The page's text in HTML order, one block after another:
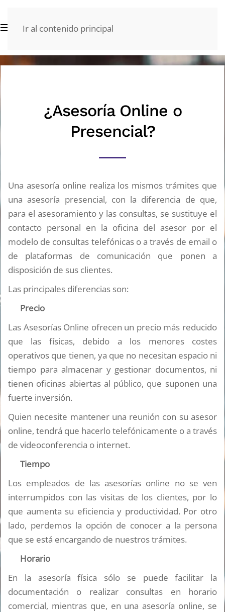
Ir al contenido principal
¿Asesoría Online o
Presencial?
Una asesoría online realiza los mismos trámites que
una asesoría presencial, con la diferencia de que,
para el asesoramiento y las consultas, se sustituye el
contacto personal en la oficina del asesor por el
modelo de consultas telefónicas o a través de email o
de plataformas de comunicación que ponen a
disposición de sus clientes.
Las principales diferencias son:
Precio
Las Asesorías Online ofrecen un precio más reducido
que las físicas, debido a los menores costes
operativos que tienen, ya que no necesitan espacio ni
tiempo para almacenar y gestionar documentos, ni
tienen oficinas abiertas al público, que suponen una
fuerte inversión.
Quien necesite mantener una reunión con su asesor
online, tendrá que hacerlo telefónicamente o a través
de videoconferencia o internet.
Tiempo
Los empleados de las asesorías online no se ven
interrumpidos con las visitas de los clientes, por lo
que aumenta su eficiencia y productividad. Por otro
lado, perdemos la opción de conocer a la persona
que se está encargando de nuestros trámites.
Horario
En la asesoría física sólo se puede facilitar la
documentación o realizar consultas en horario
comercial, mientras que, en una asesoría online, se